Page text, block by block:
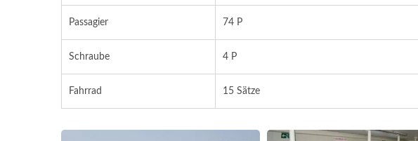
Passagier 74 P
Schraube 4 P
Fahrrad 15 Sätze